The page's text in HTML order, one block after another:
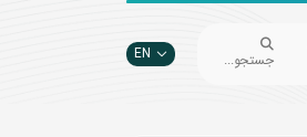
جستجو... EN